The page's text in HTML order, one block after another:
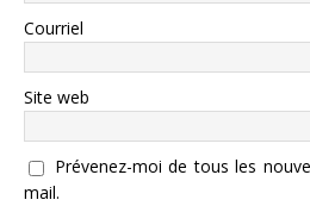
Courriel
Site web
Prévenez-moi de tous les
mail.